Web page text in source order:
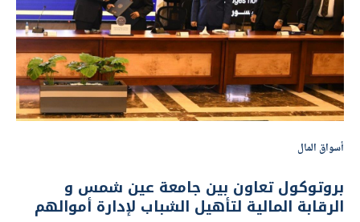
أسواق المال
بروتوكول تعاون بين جامعة عين شمس و
الرقابة المالية لتأهيل الشباب لإدارة أموالهم